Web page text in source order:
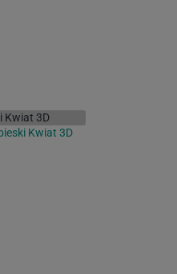
Kwiat 3D